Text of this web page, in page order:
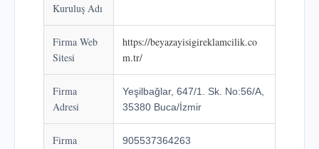
Kuruluş Adı
Firma Web
Sitesi
https://beyazayisigireklamcilik.co
m.tr/
Firma
Adresi
Yeşilbağlar, 647/1. Sk. No:56/A,
35380 Buca/İzmir
Firma
905537364263